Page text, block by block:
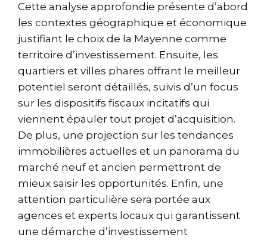
Cette analyse approfondie présente d’abord
les contextes géographique et économique
justifiant le choix de la Mayenne comme
territoire d’investissement. Ensuite, les
quartiers et villes phares offrant le meilleur
potentiel seront détaillés, suivis d’un focus
sur les dispositifs fiscaux incitatifs qui
viennent épauler tout projet d’acquisition.
De plus, une projection sur les tendances
immobilières actuelles et un panorama du
marché neuf et ancien permettront de
mieux saisir les opportunités. Enfin, une
attention particulière sera portée aux
agences et experts locaux qui garantissent
une démarche d’investissement